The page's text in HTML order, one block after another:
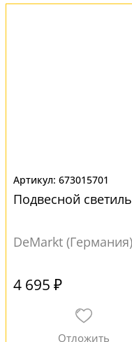
673015701
Подвесной
DeMarkt (Германия)
4 695 ₽